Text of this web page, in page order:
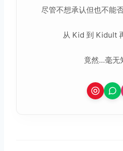
尽管不想承认但也不能
从 Kid 到 Kidult
竟然...毫无